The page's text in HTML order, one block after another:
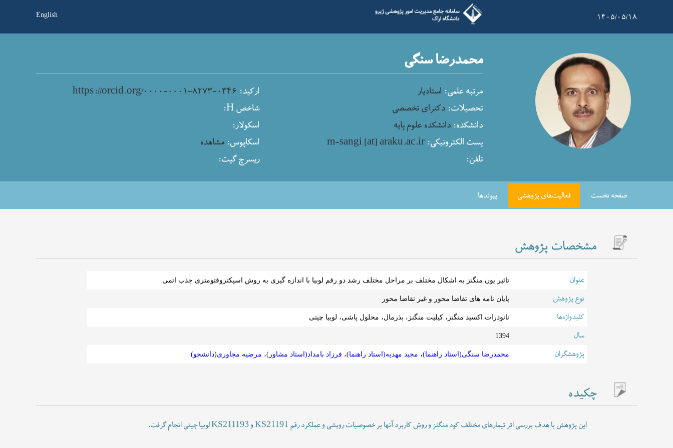
۱۴۰۵/۰۵/۱۸ English
محمدرضا سنگی
مرتبه علمی: استادیار ارکید: https://orcid.org/۰۰۰۰-۰۰۰۱-۸۲۷۳-۰۳۴۶
تحصیلات: دکترای تخصصی
شاخص H:
دانشکده: دانشکده علوم پایه
اسکولار:
پست الکترونیکی: m-sangi [at] araku.ac.ir اسکاپوس: مشاهده
تلفن:
ریسرچ گیت:
صفحه نخست فعالیت‌های پژوهشی پیوندها
مشخصات پژوهش
عنوان تاثیر یون منگنز به اشکال مختلف بر مراحل مختلف رشد دو رقم لوبیا با اندازه گیری به روش اسپکتروفتومتری جذب اتمی
نوع پژوهش پایان نامه های تقاضا محور و غیر تقاضا محور
کلیدواژه‌ها نانوذرات اکسید منگنز، کیلیت منگنز، بذرمال، محلول پاشی، لوبیا چیتی
سال 1394
پژوهشگران محمدرضا سنگی(استاد راهنما)، مجید مهدیه(استاد راهنما)، فرزاد بامداد(استاد مشاور)، مرضیه مجاوری(دانشجو)
چکیده
این پژوهش با هدف بررسی اثر تیمارهای مختلف کود منگنز و روش کاربرد آنها بر خصوصیات رویشی و عملکرد رقم KS21191 و KS211193 لوبیا چیتی انجام گرفت.